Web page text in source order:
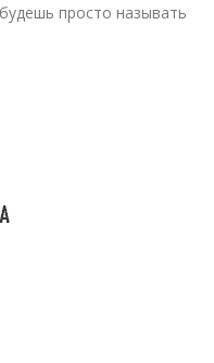
просто называть